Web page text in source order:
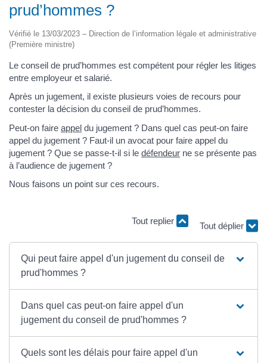
prud’hommes ?
Vérifié le 13/03/2023 – Direction de l’information légale et administrative
(Première ministre)
Le conseil de prud’hommes est compétent pour régler les litiges
entre employeur et salarié.
Après un jugement, il existe plusieurs voies de recours pour
contester la décision du conseil de prud’hommes.
Peut-on faire appel du jugement ? Dans quel cas peut-on faire
appel du jugement ? Faut-il un avocat pour faire appel du
jugement ? Que se passe-t-il si le défendeur ne se présente pas
à l’audience de jugement ?
Nous faisons un point sur ces recours.
Tout replier
Tout déplier
Qui peut faire appel d'un jugement du conseil de
prud'hommes ?
Dans quel cas peut-on faire appel d'un
jugement du conseil de prud'hommes ?
Quels sont les délais pour faire appel d'un